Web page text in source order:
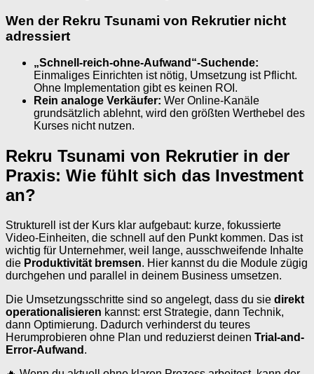
Wen der Rekru Tsunami von Rekrutier nicht
adressiert
„Schnell-reich-ohne-Aufwand“-Suchende:
Einmaliges Einrichten ist nötig, Umsetzung ist Pflicht.
Ohne Implementation gibt es keinen ROI.
Rein analoge Verkäufer: Wer Online-Kanäle
grundsätzlich ablehnt, wird den größten Werthebel des
Kurses nicht nutzen.
Rekru Tsunami von Rekrutier in der
Praxis: Wie fühlt sich das Investment
an?
Strukturell ist der Kurs klar aufgebaut: kurze, fokussierte
Video-Einheiten, die schnell auf den Punkt kommen. Das ist
wichtig für Unternehmer, weil lange, ausschweifende Inhalte
die Produktivität bremsen. Hier kannst du die Module zügig
durchgehen und parallel in deinem Business umsetzen.
Die Umsetzungsschritte sind so angelegt, dass du sie direkt
operationalisieren kannst: erst Strategie, dann Technik,
dann Optimierung. Dadurch verhinderst du teures
Herumprobieren ohne Plan und reduzierst deinen Trial-and-
Error-Aufwand .